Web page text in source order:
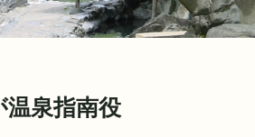
泉指南役